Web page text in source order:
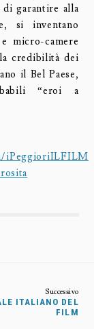
garantire alla
si inventano
micro-camere
credibilità dei
il Bel Paese,
“eroi a
iPeggioriILFILM
ITALIANO DEL
FILM